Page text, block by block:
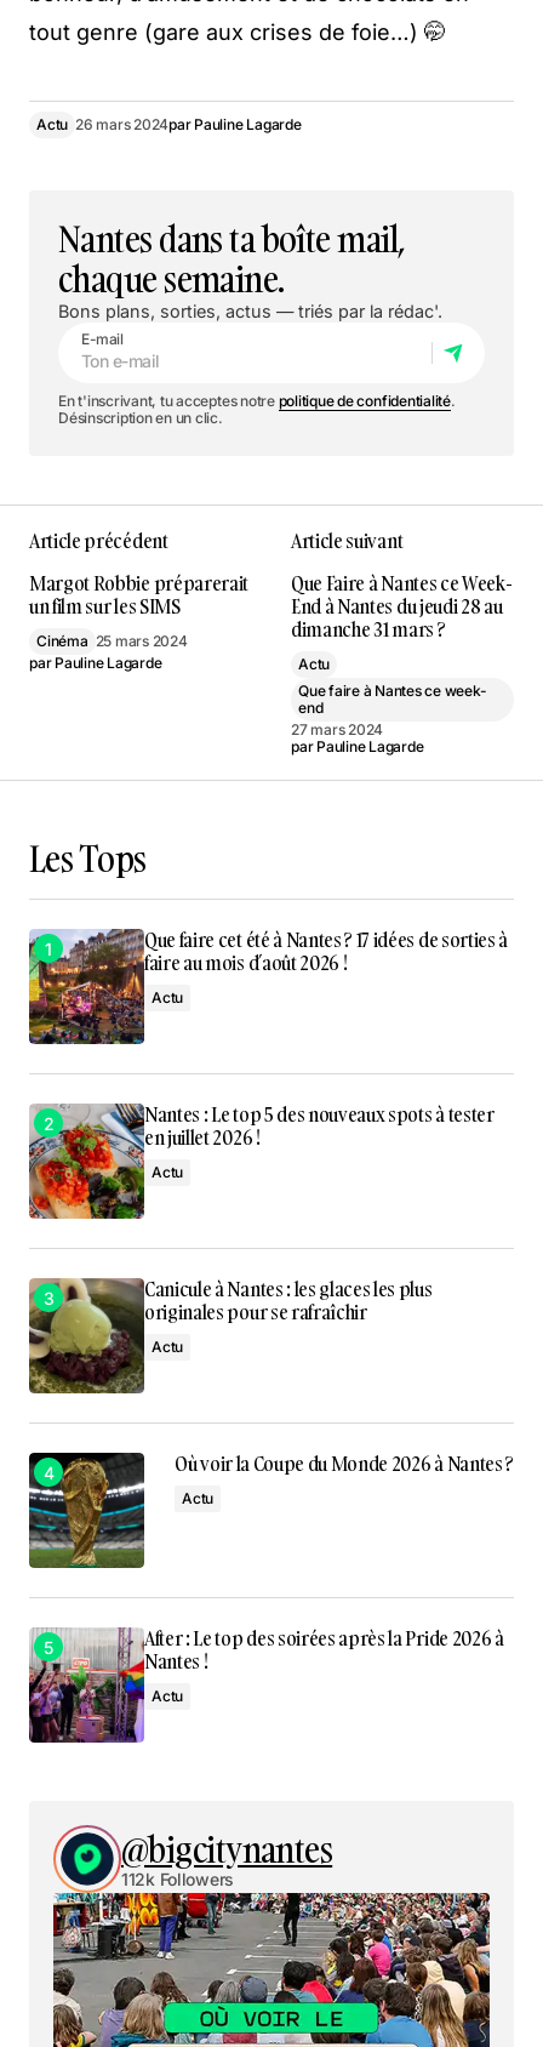
tout genre (gare aux crises de foie…) 🤭
Actu 26 mars 2024par Pauline Lagarde
Nantes dans ta boîte mail,
chaque semaine.
Bons plans, sorties, actus — triés par la rédac'.
E-mail
En t'inscrivant, tu acceptes notre politique de confidentialité.
Désinscription en un clic.
Article précédent
Margot Robbie préparerait
un film sur les SIMS
Cinéma 25 mars 2024
par Pauline Lagarde
Article suivant
Que Faire à Nantes ce Week-
End à Nantes du jeudi 28 au
dimanche 31 mars ?
Actu
Que faire à Nantes ce week-
end
27 mars 2024
par Pauline Lagarde
Les Tops
Que faire cet été à Nantes ? 17 idées de sorties à
faire au mois d’août 2026 !
Actu
Nantes : Le top 5 des nouveaux spots à tester
en juillet 2026 !
Actu
Canicule à Nantes : les glaces les plus
originales pour se rafraîchir
Actu
Où voir la Coupe du Monde 2026 à Nantes ?
Actu
After : Le top des soirées après la Pride 2026 à
Nantes !
Actu
@bigcitynantes
112k Followers